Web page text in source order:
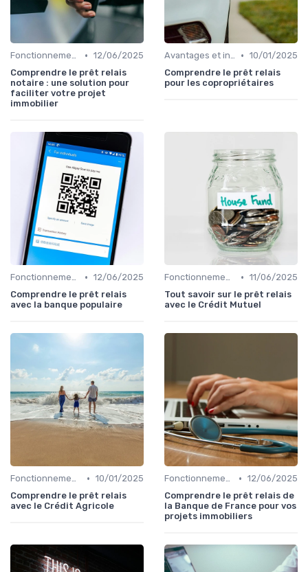
Fonctionnement du prêt relais • 12/06/2025
Comprendre le prêt relais
notaire : une solution pour
faciliter votre projet
immobilier
Avantages et inconvénients • 10/01/2025
Comprendre le prêt relais
pour les copropriétaires
Fonctionnement du prêt relais • 12/06/2025
Comprendre le prêt relais
avec la banque populaire
Fonctionnement du prêt relais • 11/06/2025
Tout savoir sur le prêt relais
avec le Crédit Mutuel
Fonctionnement du prêt relais • 10/01/2025
Comprendre le prêt relais
avec le Crédit Agricole
Fonctionnement du prêt relais • 12/06/2025
Comprendre le prêt relais de
la Banque de France pour vos
projets immobiliers